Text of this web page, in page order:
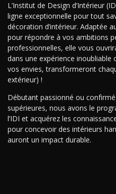
L’Institut de Design d’Intérieur
ligne exceptionnelle pour tout
décoration d’intérieur. Adaptée
pour répondre à vos ambitions
professionnelles, elle vous
dans une expérience inoubliable
vos envies, transformeront
extérieur) !
Débutant passionné ou
supérieures, nous avons le
l’IDI et acquérez les
pour concevoir des intérieurs
auront un impact durable.